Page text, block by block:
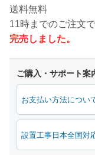
送料無料
11時までのご注文
完売しました。
お支払い方法につい
設置工事日本全国対